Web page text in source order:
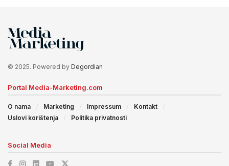
© 2025. Powered by Degordian
Portal Media-Marketing.com
O nama Marketing Impressum
Kontakt
Uslovi korištenja
Politika privatnosti
Social Media